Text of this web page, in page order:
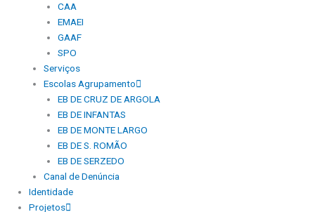
CAA
EMAEI
GAAF
SPO
Serviços
Escolas Agrupamento
EB DE CRUZ DE ARGOLA
EB DE INFANTAS
EB DE MONTE LARGO
EB DE S. ROMÃO
EB DE SERZEDO
Canal de Denúncia
Identidade
Projetos